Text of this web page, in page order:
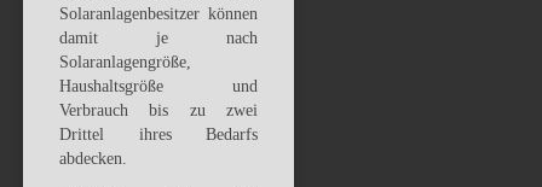
Solaranlagenbesitzer können
damit je nach
Solaranlagengröße,
Haushaltsgröße und
Verbrauch bis zu zwei
Drittel ihres Bedarfs
abdecken.